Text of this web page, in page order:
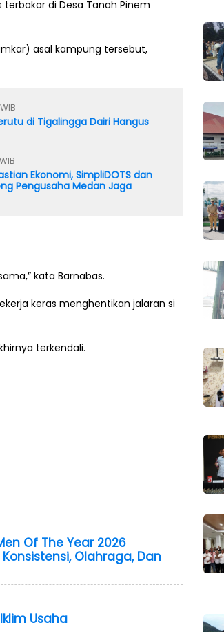
di Desa Tanah Pinem
asal kampung tersebut,
di Tigalingga Dairi Hangus
Ekonomi, SimpliDOTS dan
Pengusaha Medan Jaga
kata Barnabas.
keras menghentikan jalaran si
terkendali.
Of The Year 2026
Olahraga, Dan
Usaha